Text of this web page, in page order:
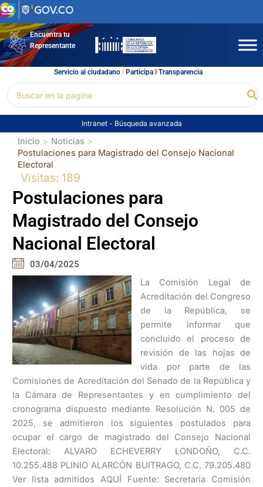
Ir
al
contenidoEncuentra tu
Representante
Servicio al ciudadano l Participal Transparencia
por:
Intranet - Búsqueda avanzada
Inicio
Noticias
Postulaciones para Magistrado del Consejo Nacional
Electoral
Visitas: 189
Postulaciones para
Magistrado del Consejo
Nacional Electoral
03/04/2025
La Comisión Legal de
Acreditación del Congreso
de la República, se
permite informar que
concluido el proceso de
revisión de las hojas de
vida por parte de las
Comisiones de Acreditación del Senado de la República y
la Cámara de Representantes y en cumplimiento del
cronograma dispuesto mediante Resolución N. 005 de
2025, se admitieron los siguientes postulados para
ocupar el cargo de magistrado del Consejo Nacional
Electoral: ALVARO ECHEVERRY LONDOÑO, C.C.
10.255.488 PLINIO ALARCÓN BUITRAGO, C.C. 79.205.480
Ver lista admitidos AQUÍ Fuente: Secretaría Comisión